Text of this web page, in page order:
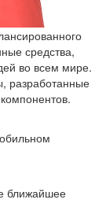
средства,
во всем мире.
разработанные
ближайшее